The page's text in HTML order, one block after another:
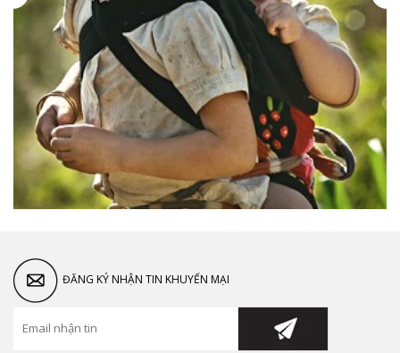
ĐĂNG KÝ NHẬN TIN KHUYẾN MẠI